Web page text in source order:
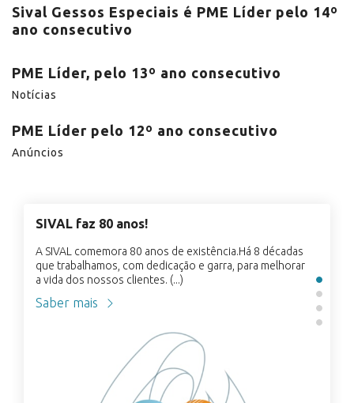
Sival Gessos Especiais é PME Líder pelo 14º
ano consecutivo
PME Líder, pelo 13º ano consecutivo
Notícias
PME Líder pelo 12º ano consecutivo
Anúncios
SIVAL faz 80 anos!
A SIVAL comemora 80 anos de existência.Há 8 décadas
que trabalhamos, com dedicação e garra, para melhorar
a vida dos nossos clientes. (...)
Saber mais